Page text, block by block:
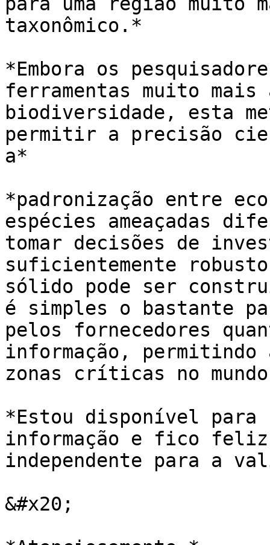
taxonômico.*
*Embora os
ferramentas muito
biodiversidade, esta
permitir a precisão
a*
*padronização entre
espécies ameaçadas
tomar decisões de
suficientemente
sólido pode ser
é simples o bastante
pelos fornecedores
informação, permitindo
zonas críticas no
*Estou disponível para
informação e fico feliz
independente para a
&#x20;